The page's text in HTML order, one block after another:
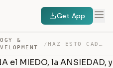
Get App
&
/ HAZ ESTO CADA DÍA Y ELIMINA EL MIEDO, LA ANSIEDAD, Y EL… — TRANSCRIPT
el MIEDO, la ANSIEDAD, y